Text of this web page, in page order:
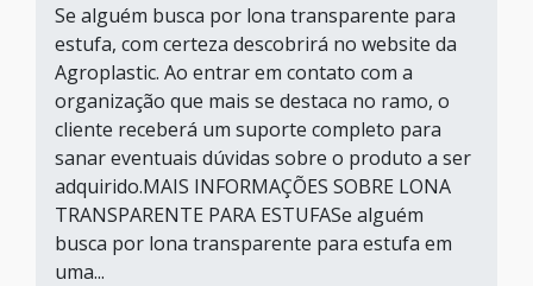
Se alguém busca por lona transparente para
estufa, com certeza descobrirá no website da
Agroplastic. Ao entrar em contato com a
organização que mais se destaca no ramo, o
cliente receberá um suporte completo para
sanar eventuais dúvidas sobre o produto a ser
adquirido.MAIS INFORMAÇÕES SOBRE LONA
TRANSPARENTE PARA ESTUFASe alguém
busca por lona transparente para estufa em
uma...